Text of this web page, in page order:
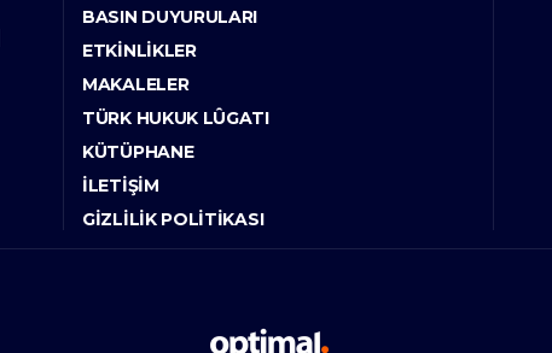
BASIN DUYURULARI
ETKINLIKLER
MAKALELER
TÜRK HUKUK LÛGATI
KÜTÜPHANE
İLETIŞIM
GIZLILIK POLITIKASI